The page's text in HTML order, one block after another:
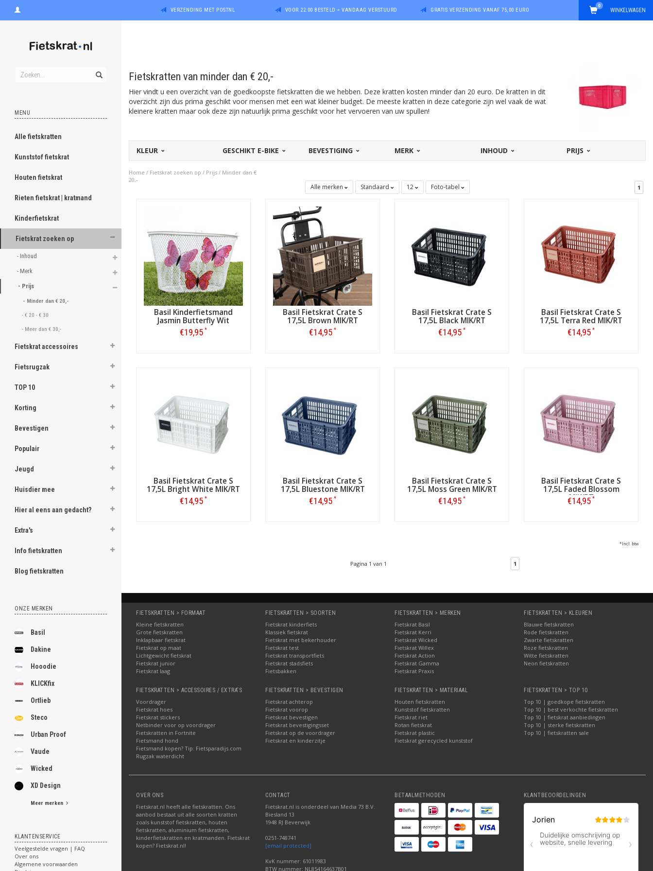
VERZENDING MET POSTNL VOOR 22:00 BESTELD = VANDAAG VERSTUURD GRATIS VERZENDING VANAF 75,00 EURO WINKELWAGEN
0
MENU
Alle fietskratten
Kunststof fietskrat
Houten fietskrat
Rieten fietskrat | kratmand
Kinderfietskrat
Fietskrat zoeken op
- Inhoud
- Merk
- Prijs
- Minder dan € 20,-
- € 20 - € 30
- Meer dan € 30,-
Fietskrat accessoires
Fietsrugzak
TOP 10
Korting
Bevestigen
Populair
Jeugd
Huisdier mee
Hier al eens aan gedacht?
Extra's
Info fietskratten
Blog fietskratten
ONZE MERKEN
Basil
Dakine
Hooodie
KLICKfix
Ortlieb
Steco
Urban Proof
Vaude
Wicked
XD Design
Meer merken
KLANTENSERVICE
Veelgestelde vragen | FAQ
Over ons
Algemene voorwaarden
Fietskratten van minder dan € 20,-
Hier vindt u een overzicht van de goedkoopste fietskratten die we hebben. Deze kratten kosten minder dan 20 euro. De kratten in dit
overzicht zijn dus prima geschikt voor mensen met een wat kleiner budget. De meeste kratten in deze categorie zijn wel vaak de wat
kleinere kratten maar ook deze zijn natuurlijk prima geschikt voor het vervoeren van uw spullen!
KLEUR GESCHIKT E-BIKE BEVESTIGING MERK INHOUD PRIJS
Home / Fietskrat zoeken op / Prijs / Minder dan €
20,-
Alle merken Standaard 12 Foto-tabel 1
Basil Kinderfietsmand
Jasmin Butterfly Wit
€19,95 *
Basil Fietskrat Crate S
17,5L Brown MIK/RT
€14,95 *
Basil Fietskrat Crate S
17,5L Black MIK/RT
€14,95 *
Basil Fietskrat Crate S
17,5L Terra Red MIK/RT
€14,95 *
Basil Fietskrat Crate S
17,5L Bright White MIK/RT
€14,95 *
Basil Fietskrat Crate S
17,5L Bluestone MIK/RT
€14,95 *
Basil Fietskrat Crate S
17,5L Moss Green MIK/RT
€14,95 *
Basil Fietskrat Crate S
17,5L Faded Blossom
MIK/RT
€14,95 *
*Incl. btw
Pagina 1 van 1 1
FIETSKRATTEN > FORMAAT
Kleine fietskratten
Grote fietskratten
Inklapbaar fietskrat
Fietskrat op maat
Lichtgewicht fietskrat
Fietskrat junior
Fietskrat laag
FIETSKRATTEN > SOORTEN
Fietskrat kinderfiets
Klassiek fietskrat
Fietskrat met bekerhouder
Fietskrat test
Fietskrat transportfiets
Fietskrat stadsfiets
Fietsbakken
FIETSKRATTEN > MERKEN
Fietskrat Basil
Fietskrat Kerri
Fietskrat Wicked
Fietskrat Willex
Fietskrat Action
Fietskrat Gamma
Fietskrat Praxis
FIETSKRATTEN > KLEUREN
Blauwe fietskratten
Rode fietskratten
Zwarte fietskratten
Roze fietskratten
Witte fietskratten
Neon fietskratten
FIETSKRATTEN > ACCESSOIRES / EXTRA'S
Voordrager
Fietskrat hoes
Fietskrat stickers
Netbinder voor op voordrager
Fietskratten in Fortnite
Fietsmand hond
Fietsmand kopen? Tip: Fietsparadijs.com
Rugzak waterdicht
FIETSKRATTEN > BEVESTIGEN
Fietskrat achterop
Fietskrat voorop
Fietskrat bevestigen
Fietskrat bevestigingsset
Fietskrat op de voordrager
Fietskrat en kinderzitje
FIETSKRATTEN > MATERIAAL
Houten fietskratten
Kunststof fietskratten
Fietskrat riet
Rotan fietskrat
Fietskrat plastic
Fietskrat gerecycled kunststof
FIETSKRATTEN > TOP 10
Top 10 | goedkope fietskratten
Top 10 | best verkochte fietskratten
Top 10 | fietskrat aanbiedingen
Top 10 | sterke fietskratten
Top 10 | fietskratten sale
OVER ONS
Fietskrat.nl heeft alle fietskratten. Ons
aanbod bestaat uit alle soorten kratten
zoals kunststof fietskratten, houten
fietskratten, aluminium fietskratten,
kinderfietskratten en kratmanden. Fietskrat
kopen? Fietskrat.nl!
CONTACT
Fietskrat.nl is onderdeel van Media 73 B.V.
Biesland 13
1948 RJ Beverwijk
0251-748741
[email protected]
KvK nummer: 61011983
BTW nummer: NL854164637B01
BETAALMETHODEN KLANTBEOORDELINGEN